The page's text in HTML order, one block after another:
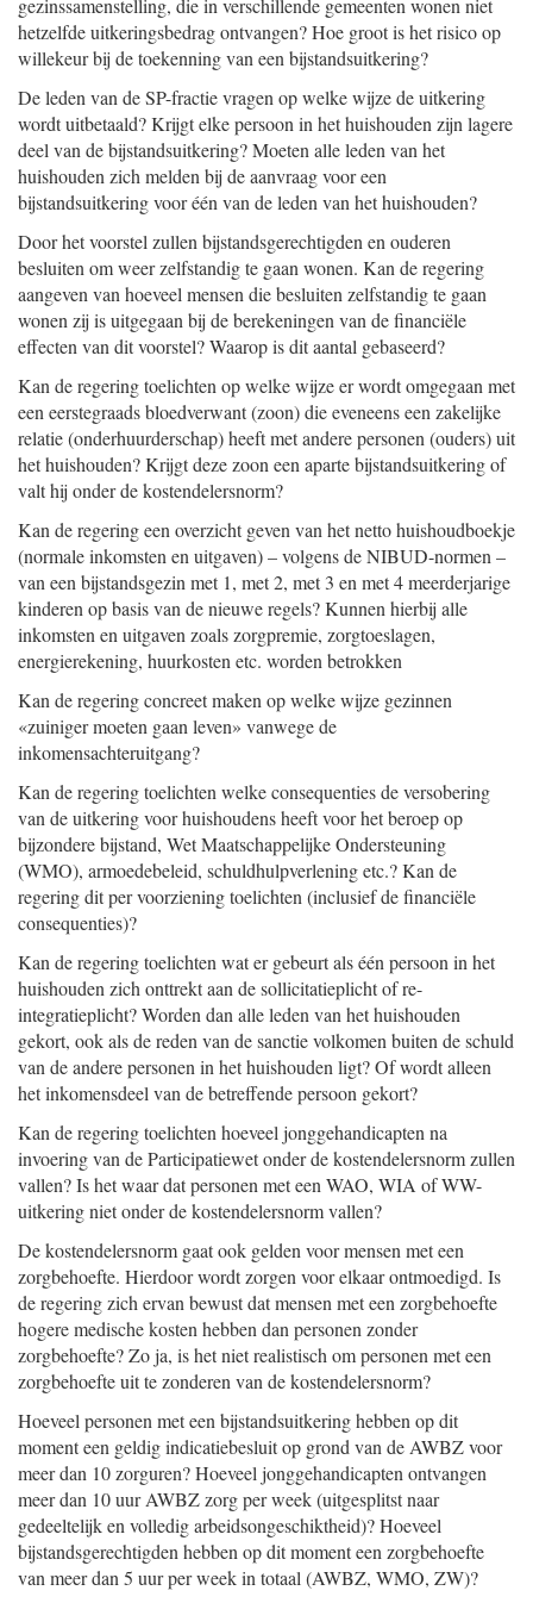
gezinssamenstelling, die in verschillende gemeenten wonen niet
hetzelfde uitkeringsbedrag ontvangen? Hoe groot is het risico op
willekeur bij de toekenning van een bijstandsuitkering?
De leden van de SP-fractie vragen op welke wijze de uitkering
wordt uitbetaald? Krijgt elke persoon in het huishouden zijn lagere
deel van de bijstandsuitkering? Moeten alle leden van het
huishouden zich melden bij de aanvraag voor een
bijstandsuitkering voor één van de leden van het huishouden?
Door het voorstel zullen bijstandsgerechtigden en ouderen
besluiten om weer zelfstandig te gaan wonen. Kan de regering
aangeven van hoeveel mensen die besluiten zelfstandig te gaan
wonen zij is uitgegaan bij de berekeningen van de financiële
effecten van dit voorstel? Waarop is dit aantal gebaseerd?
Kan de regering toelichten op welke wijze er wordt omgegaan met
een eerstegraads bloedverwant (zoon) die eveneens een zakelijke
relatie (onderhuurderschap) heeft met andere personen (ouders) uit
het huishouden? Krijgt deze zoon een aparte bijstandsuitkering of
valt hij onder de kostendelersnorm?
Kan de regering een overzicht geven van het netto huishoudboekje
(normale inkomsten en uitgaven) – volgens de NIBUD-normen –
van een bijstandsgezin met 1, met 2, met 3 en met 4 meerderjarige
kinderen op basis van de nieuwe regels? Kunnen hierbij alle
inkomsten en uitgaven zoals zorgpremie, zorgtoeslagen,
energierekening, huurkosten etc. worden betrokken
Kan de regering concreet maken op welke wijze gezinnen
«zuiniger moeten gaan leven» vanwege de
inkomensachteruitgang?
Kan de regering toelichten welke consequenties de versobering
van de uitkering voor huishoudens heeft voor het beroep op
bijzondere bijstand, Wet Maatschappelijke Ondersteuning
(WMO), armoedebeleid, schuldhulpverlening etc.? Kan de
regering dit per voorziening toelichten (inclusief de financiële
consequenties)?
Kan de regering toelichten wat er gebeurt als één persoon in het
huishouden zich onttrekt aan de sollicitatieplicht of re-
integratieplicht? Worden dan alle leden van het huishouden
gekort, ook als de reden van de sanctie volkomen buiten de schuld
van de andere personen in het huishouden ligt? Of wordt alleen
het inkomensdeel van de betreffende persoon gekort?
Kan de regering toelichten hoeveel jonggehandicapten na
invoering van de Participatiewet onder de kostendelersnorm zullen
vallen? Is het waar dat personen met een WAO, WIA of WW-
uitkering niet onder de kostendelersnorm vallen?
De kostendelersnorm gaat ook gelden voor mensen met een
zorgbehoefte. Hierdoor wordt zorgen voor elkaar ontmoedigd. Is
de regering zich ervan bewust dat mensen met een zorgbehoefte
hogere medische kosten hebben dan personen zonder
zorgbehoefte? Zo ja, is het niet realistisch om personen met een
zorgbehoefte uit te zonderen van de kostendelersnorm?
Hoeveel personen met een bijstandsuitkering hebben op dit
moment een geldig indicatiebesluit op grond van de AWBZ voor
meer dan 10 zorguren? Hoeveel jonggehandicapten ontvangen
meer dan 10 uur AWBZ zorg per week (uitgesplitst naar
gedeeltelijk en volledig arbeidsongeschiktheid)? Hoeveel
bijstandsgerechtigden hebben op dit moment een zorgbehoefte
van meer dan 5 uur per week in totaal (AWBZ, WMO, ZW)?